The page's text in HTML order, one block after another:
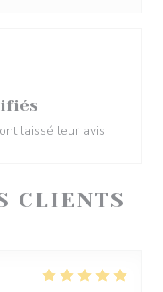
CLIENTS
laissé leur avis